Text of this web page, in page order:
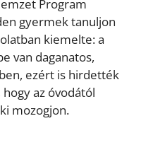
Program
gyermek tanuljon
kiemelte: a
van daganatos,
ezért is hirdették
az óvodától
mozogjon.